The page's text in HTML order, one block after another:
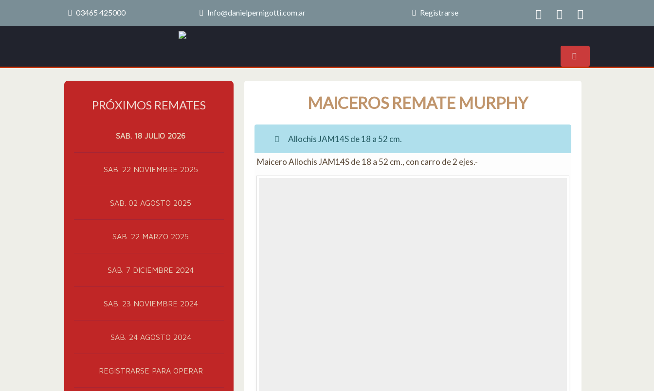
03465 425000 Info@danielpernigotti.com.ar Registrarse
PRÓXIMOS REMATES
SAB. 18 JULIO 2026
SAB. 22 NOVIEMBRE 2025
SAB. 02 AGOSTO 2025
SAB. 22 MARZO 2025
SAB. 7 DICIEMBRE 2024
SAB. 23 NOVIEMBRE 2024
SAB. 24 AGOSTO 2024
REGISTRARSE PARA OPERAR
MAICEROS REMATE MURPHY
Allochis JAM14S de 18 a 52 cm.
Maicero Allochis JAM14S de 18 a 52 cm., con carro de 2 ejes.-